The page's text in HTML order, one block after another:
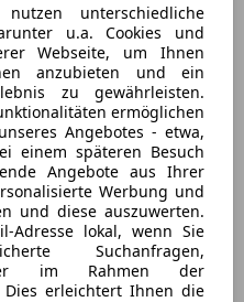
unterschiedliche
u.a. Cookies und
Webseite, um Ihnen
anzubieten und ein
zu gewährleisten.
ermöglichen
Angebotes - etwa,
einem späteren Besuch
Angebote aus Ihrer
Werbung und
und diese auszuwerten.
Adresse lokal, wenn Sie
Suchanfragen,
im Rahmen der
Dies erleichtert Ihnen die